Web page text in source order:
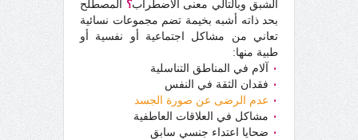
الشبق وبالتالي معنى الاضطراب؟
المصطلح
بحد ذاته أشبه بخيمة تضم مجموعات نسائية
تعاني من مشاكل اجتماعية أو نفسية أو
طبية منها:
٠
آلام في المناطق التناسلية
٠ فقدان الثقة في النفس
٠ عدم الرضى عن صورة الجسد
٠ مشاكل في العلاقات العاطفية
٠ ضحايا اعتداء جنسي سابق